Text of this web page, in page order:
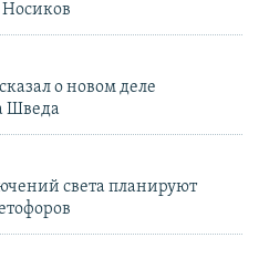
о новом деле
Шведа
света планируют